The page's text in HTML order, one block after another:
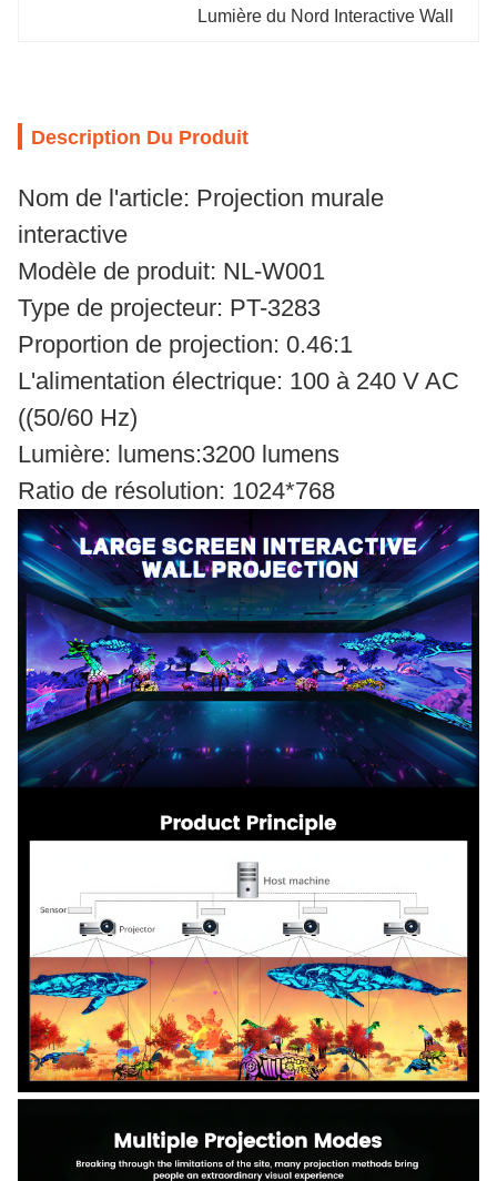
Lumière du Nord Interactive Wall
Description Du Produit
Nom de l'article: Projection murale
interactive
Modèle de produit: NL-W001
Type de projecteur: PT-3283
Proportion de projection: 0.46:1
L'alimentation électrique: 100 à 240 V AC
((50/60 Hz)
Lumière: lumens:3200 lumens
Ratio de résolution: 1024*768